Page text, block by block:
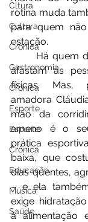
Cltura
Cultura
Crônica
Gastronomia
Crônica
Esporte
Esporte
Crônica
Educação
Música
Saúde
rotina muda
para quem
estação.
afastam as
físicas. Mas,
amadora
mão da
ameno é o
prática
baixa, que
dias quentes,
– e ela
exige
à alimentação